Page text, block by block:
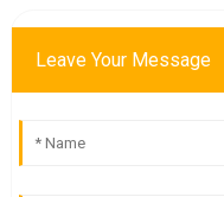
Leave Your Message